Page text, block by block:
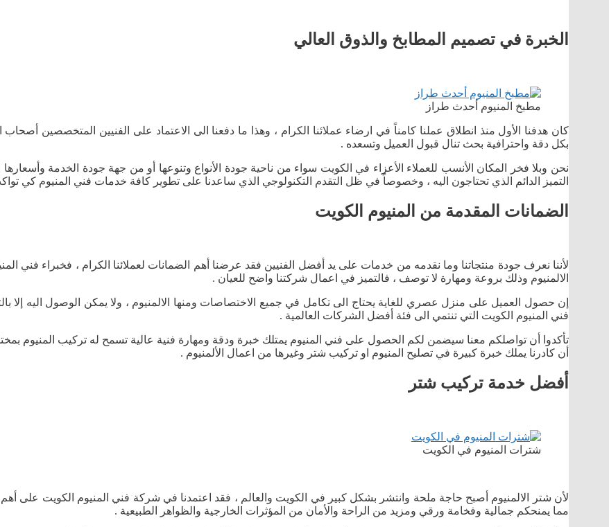
الخبرة في تصميم المطابخ والذوق العالي
مطبخ المنيوم أحدث طراز
كان هدفنا الأول منذ انطلاق عملنا كامناً في ارضاء عملائنا الكرام ، وهذا ما دفعنا الى الاعتماد على الفنيين المتخصصين أصحاب
بكل دقة واحترافية بحث تنال قبول العميل وتسعده .
نحن وبلا فخر المكان الأنسب للعملاء الأعزاء في الكويت سواء من ناحية جودة الأنواع وتنوعها أو من جهة جودة الخدمة
التميز الدائم الذي تحتاجون اليه ، وخصوصاً في ظل التقدم التكنولوجي الذي ساعدنا على تطوير كافة خدمات فني المنيوم كي
الضمانات المقدمة من المنيوم الكويت
لأننا نعرف جودة منتجاتنا وما نقدمه من خدمات على يد أفضل الفنيين فقد عرضنا أهم الضمانات لعملائنا الكرام ، فخبراء فني
الالمنيوم وذلك بروعة ومهارة لا توصف ، فالتميز في اعمال شركتنا واضح للعيان .
إن حصول العميل على منزل عصري للغاية يحتاج الى تكامل في جميع الاختصاصات ومنها الالمنيوم ، ولا يمكن الوصول اليه إلا
فني المنيوم الكويت التي تنتمي الى فئة أفضل الشركات العالمية .
تأكدوا أن تواصلكم معنا سيضمن لكم الحصول على فني المنيوم يمتلك خبرة ودقة ومهارة فنية عالية تسمح له تركيب المنيوم
أن كادرنا يملك خبرة كبيرة في تصليح المنيوم او تركيب شتر وغيرها من اعمال الألمنيوم .
أفضل خدمة تركيب شتر
شترات المنيوم في الكويت
لأن شتر الالمنيوم أصبح حاجة ملحة وانتشر بشكل كبير في الكويت والعالم ، فقد اعتمدنا في شركة فني المنيوم الكويت على
مما يمنحكم جمالية وفخامة ورقي ومزيد من الراحة والأمان من المؤثرات الخارجية والظواهر الطبيعية .